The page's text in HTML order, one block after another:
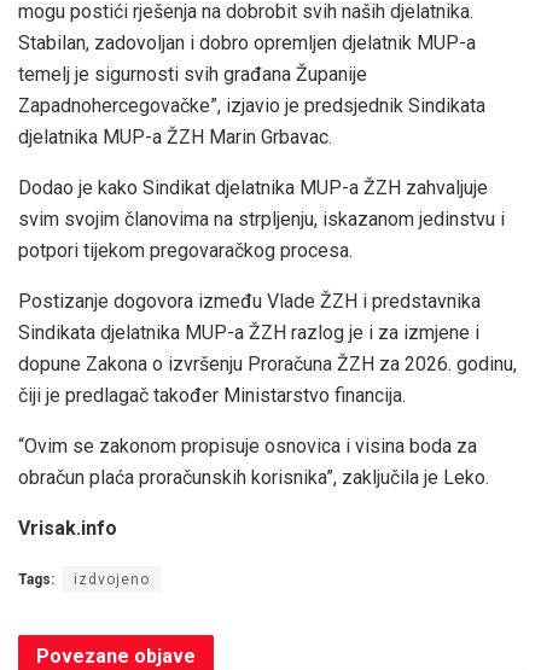
mogu postići rješenja na dobrobit svih naših djelatnika.
Stabilan, zadovoljan i dobro opremljen djelatnik MUP-a
temelj je sigurnosti svih građana Županije
Zapadnohercegovačke”, izjavio je predsjednik Sindikata
djelatnika MUP-a ŽZH Marin Grbavac.
Dodao je kako Sindikat djelatnika MUP-a ŽZH zahvaljuje
svim svojim članovima na strpljenju, iskazanom jedinstvu i
potpori tijekom pregovaračkog procesa.
Postizanje dogovora između Vlade ŽZH i predstavnika
Sindikata djelatnika MUP-a ŽZH razlog je i za izmjene i
dopune Zakona o izvršenju Proračuna ŽZH za 2026. godinu,
čiji je predlagač također Ministarstvo financija.
“Ovim se zakonom propisuje osnovica i visina boda za
obračun plaća proračunskih korisnika”, zaključila je Leko.
Vrisak.info
Tags: izdvojeno
Povezane objave